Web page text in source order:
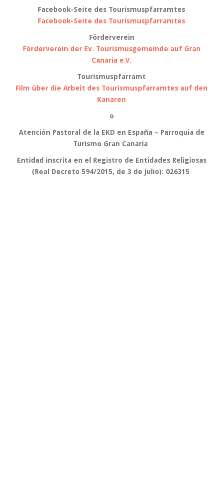
Facebook-Seite des Tourismuspfarramtes
Facebook-Seite des Tourismuspfarramtes
Förderverein
Förderverein der Ev. Tourismusgemeinde auf Gran
Canaria e.V.
Tourismuspfarramt
Film über die Arbeit des Tourismuspfarramtes auf den
Kanaren
o
Atención Pastoral de la EKD en España – Parroquia de
Turismo Gran Canaria
Entidad inscrita en el Registro de Entidades Religiosas
(Real Decreto 594/2015, de 3 de julio): 026315